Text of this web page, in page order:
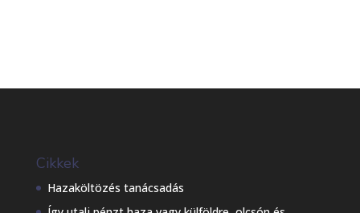
Cikkek
Hazaköltözés tanácsadás